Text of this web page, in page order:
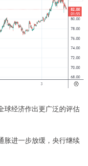
球经济作出更广泛的评估
胀进一步放缓，央行继续